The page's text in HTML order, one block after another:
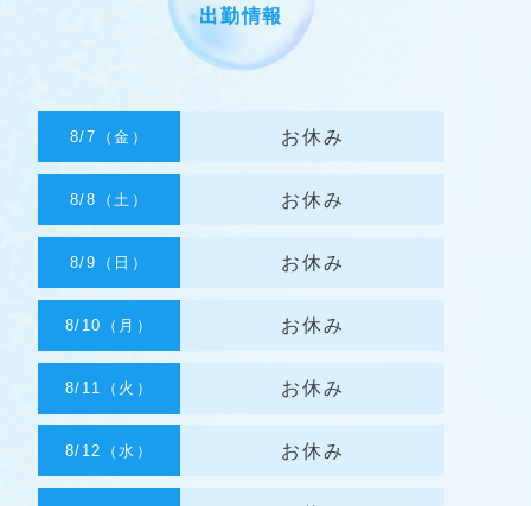
出勤情報
8/7（金） お休み
8/8（土） お休み
8/9（日） お休み
8/10（月） お休み
8/11（火） お休み
8/12（水） お休み